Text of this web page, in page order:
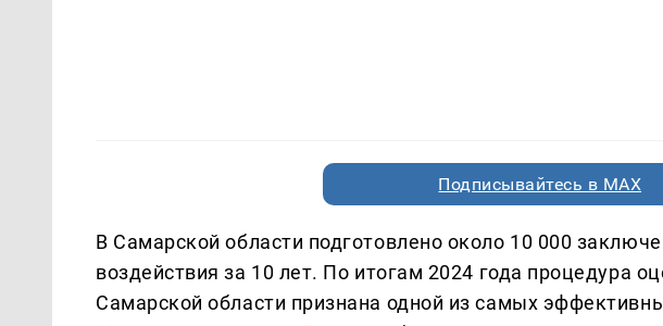
Подписывайтесь в MAX
В Самарской области подготовлено около 10 000
воздействия за 10 лет. По итогам 2024 года процедура
Самарской области признана одной из самых